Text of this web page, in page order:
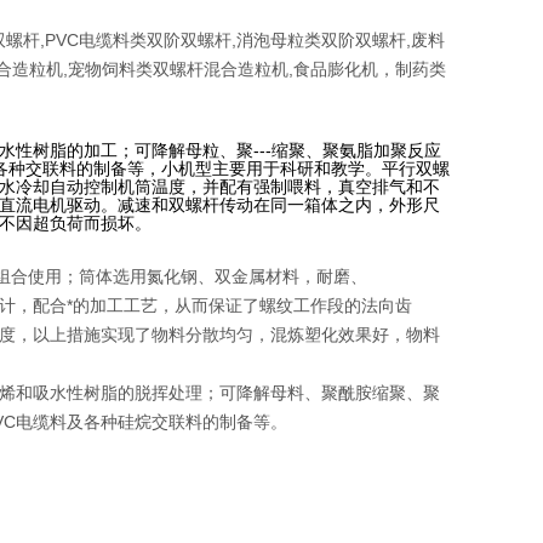
杆,PVC电缆料类双阶双螺杆,消泡母粒类双阶双螺杆,废料
粒机,宠物饲料类双螺杆混合造粒机,食品膨化机，制药类
性树脂的加工；可降解母粒、聚---缩聚、聚氨脂加聚反应
交联料的制备等，小机型主要用于科研和教学。平行双螺
冷却自动控制机筒温度，并配有强制喂料，真空排气和不
流电机驱动。减速和双螺杆传动在同一箱体之内，外形尺
因超负荷而损坏。
使用；筒体选用氮化钢、双金属材料，耐磨、
配合*的加工工艺，从而保证了螺纹工作段的法向齿
以上措施实现了物料分散均匀，混炼塑化效果好，物料
和吸水性树脂的脱挥处理；可降解母料、聚酰胺缩聚、聚
电缆料及各种硅烷交联料的制备等。